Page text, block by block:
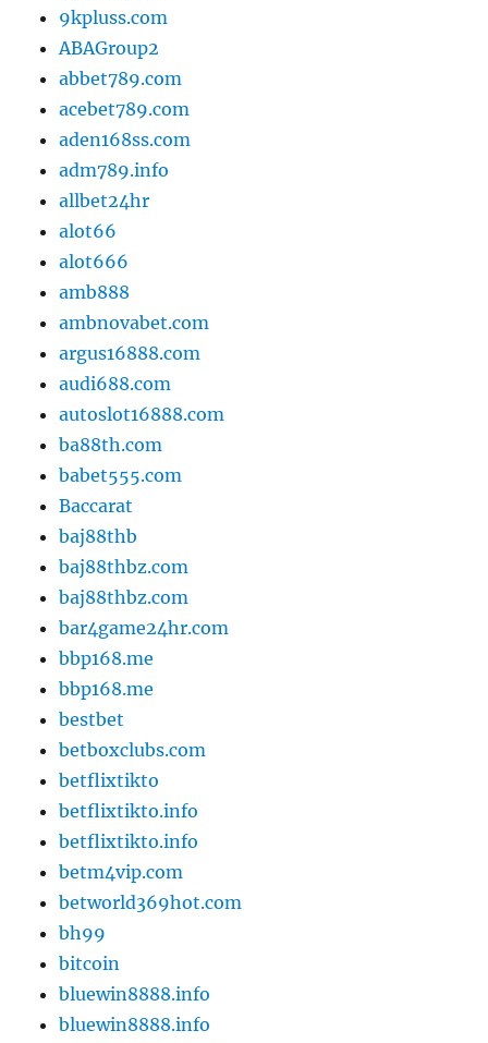
9kpluss.com
ABAGroup2
abbet789.com
acebet789.com
aden168ss.com
adm789.info
allbet24hr
alot66
alot666
amb888
ambnovabet.com
argus16888.com
audi688.com
autoslot16888.com
ba88th.com
babet555.com
Baccarat
baj88thb
baj88thbz.com
baj88thbz.com
bar4game24hr.com
bbp168.me
bbp168.me
bestbet
betboxclubs.com
betflixtikto
betflixtikto.info
betflixtikto.info
betm4vip.com
betworld369hot.com
bh99
bitcoin
bluewin8888.info
bluewin8888.info